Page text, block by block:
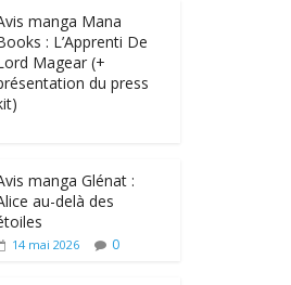
manga Mana
: L’Apprenti De
Magear (+
du press
manga Glénat :
au-delà des
14 mai 2026 0